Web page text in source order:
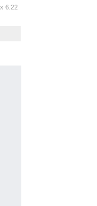
6.22